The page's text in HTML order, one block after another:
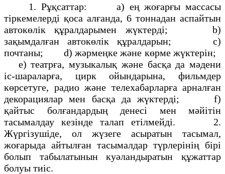
1. Рұқсаттар: а) ең жоғарғы массасы
тіркемелерді қоса алғанда, 6 тоннадан аспайтын
автокөлік құралдарымен жүктерді; b)
зақымдалған автокөлік құралдарын; с)
почтаны; d) жәрмеңке және көрме жүктерін;
e) театрға, музыкалық және басқа да мәдени
іс-шараларға, цирк ойындарына, фильмдер
көрсетуге, радио және телехабарларға арналған
декорациялар мен басқа да жүктерді; f)
қайтыс болғандардың денесі мен мәйітін
тасымалдау кезінде талап етілмейді. 2.
Жүргізушіде, ол жүзеге асыратын тасымал,
жоғарыда айтылған тасымалдар түрлерінің бірі
болып табылатынын куәландыратын құжаттар
болуы тиіс.